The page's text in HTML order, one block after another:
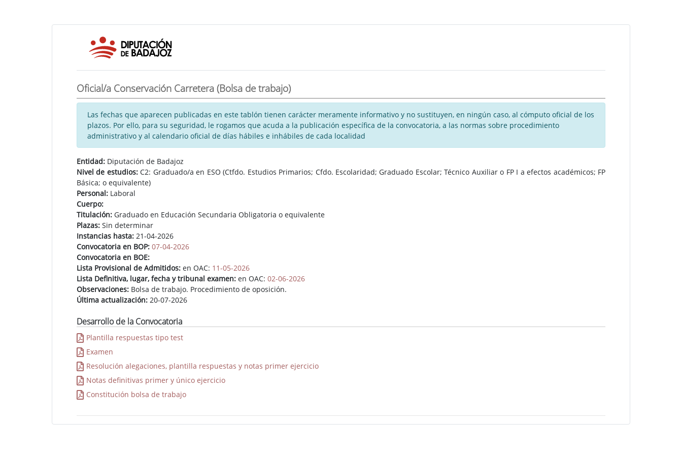
Oficial/a Conservación Carretera (Bolsa de trabajo)
Las fechas que aparecen publicadas en este tablón tienen carácter meramente informativo y no sustituyen, en ningún caso, al cómputo oficial de los
plazos. Por ello, para su seguridad, le rogamos que acuda a la publicación específica de la convocatoria, a las normas sobre procedimiento
administrativo y al calendario oficial de días hábiles e inhábiles de cada localidad
Entidad: Diputación de Badajoz
Nivel de estudios:C2: Graduado/a en ESO (Ctfdo. Estudios Primarios; Cfdo. Escolaridad; Graduado Escolar; Técnico Auxiliar o FP I a efectos académicos; FP
Básica; o equivalente)
Personal: Laboral
Cuerpo:
Titulación: Graduado en Educación Secundaria Obligatoria o equivalente
Plazas: Sin determinar
Instancias hasta: 21-04-2026
Convocatoria en BOP: 07-04-2026
Convocatoria en BOE:
Lista Provisional de Admitidos: en OAC: 11-05-2026
Lista Definitiva, lugar, fecha y tribunal examen: en OAC: 02-06-2026
Observaciones: Bolsa de trabajo. Procedimiento de oposición.
Última actualización: 20-07-2026
Desarrollo de la Convocatoria
Plantilla respuestas tipo test
Examen
Resolución alegaciones, plantilla respuestas y notas primer ejercicio
Notas definitivas primer y único ejercicio
Constitución bolsa de trabajo